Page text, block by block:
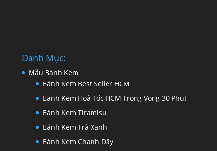
Danh Mục:
Mẫu Bánh Kem
Bánh Kem Best Seller HCM
Bánh Kem Hoả Tốc HCM Trong Vòng 30 Phút
Bánh Kem Tiramisu
Bánh Kem Trà Xanh
Bánh Kem Chanh Dây